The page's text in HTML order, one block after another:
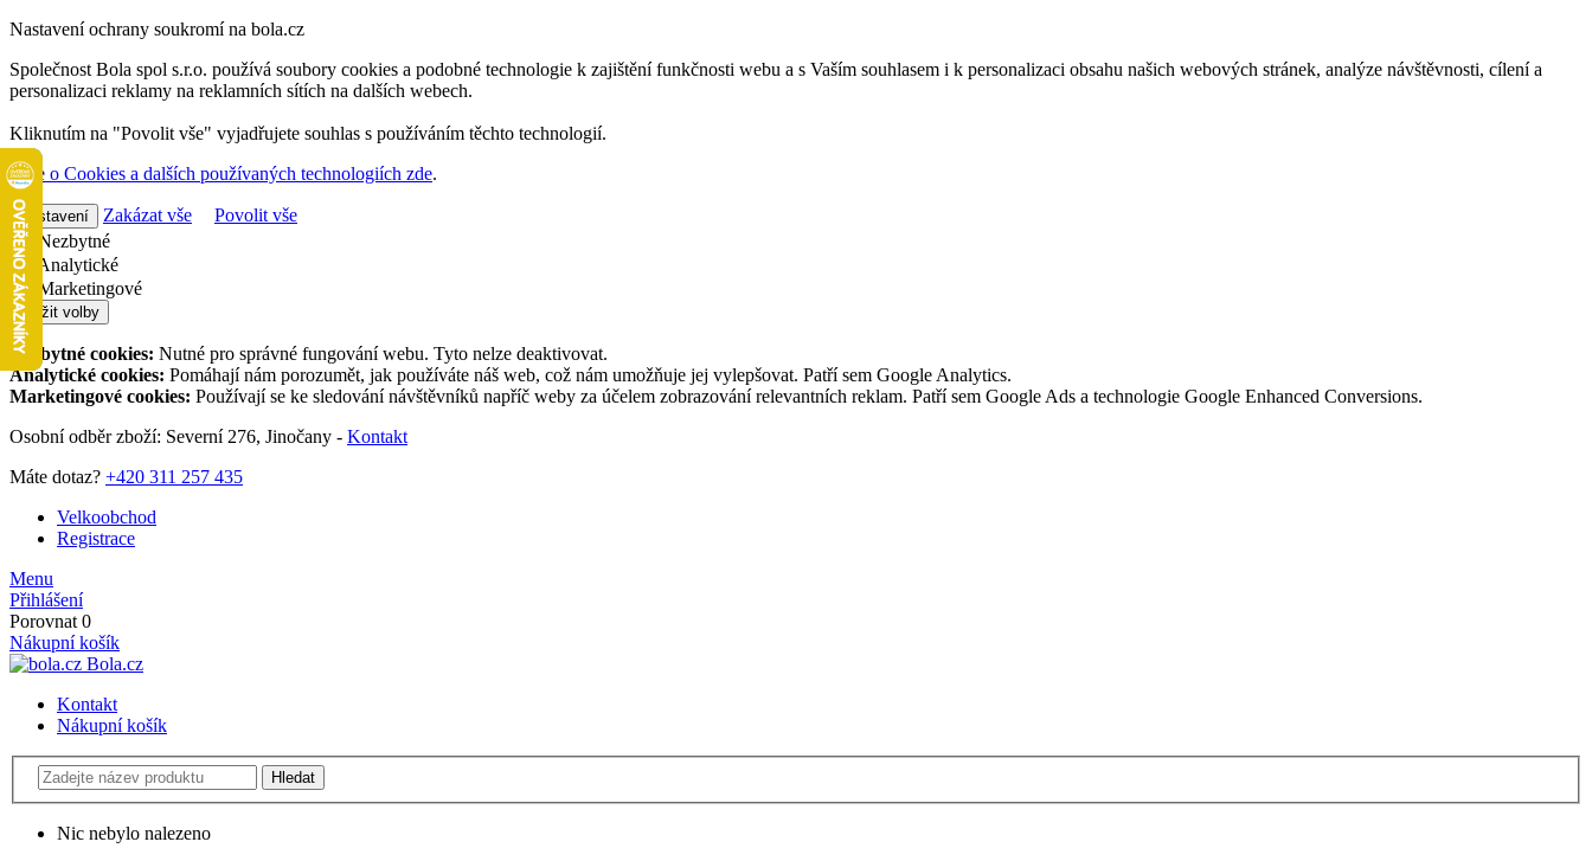
Nastavení ochrany soukromí na bola.cz
Společnost Bola spol s.r.o. používá soubory cookies a podobné technologie k zajištění funkčnosti webu a s Vaším souhlasem i k personalizaci obsahu našich webových stránek, analýze návštěvnosti, cílení a
personalizaci reklamy na reklamních sítích na dalších webech.
Kliknutím na "Povolit vše" vyjadřujete souhlas s používáním těchto technologií.
Více o Cookies a dalších používaných technologiích zde.
Nastavení Zakázat vše
Povolit vše
Nezbytné
Analytické
Marketingové
Uložit volby
Nezbytné cookies: Nutné pro správné fungování webu. Tyto nelze deaktivovat.
Analytické cookies: Pomáhají nám porozumět, jak používáte náš web, což nám umožňuje jej vylepšovat. Patří sem Google Analytics.
Marketingové cookies: Používají se ke sledování návštěvníků napříč weby za účelem zobrazování relevantních reklam. Patří sem Google Ads a technologie Google Enhanced Conversions.
Osobní odběr zboží: Severní 276, Jinočany - Kontakt
Máte dotaz? +420 311 257 435
Velkoobchod
Registrace
Menu
Přihlášení
Porovnat 0
Nákupní košík
Bola.cz
Kontakt
Nákupní košík
Nic nebylo nalezeno